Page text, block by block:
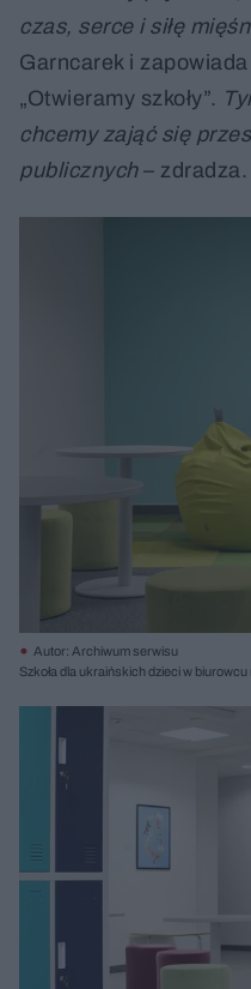
czas, serce i siłę
Garncarek i
„Otwieramy szkoły”.
chcemy zająć się
publicznych– zdradza.
Autor: Archiwum serwisu
Szkoła dla ukraińskich dzieci w